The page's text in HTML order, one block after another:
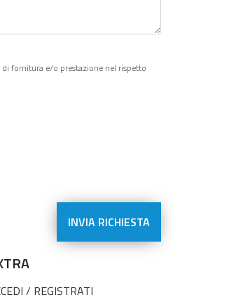
fornitura e/o prestazione nel rispetto
/ REGISTRATI